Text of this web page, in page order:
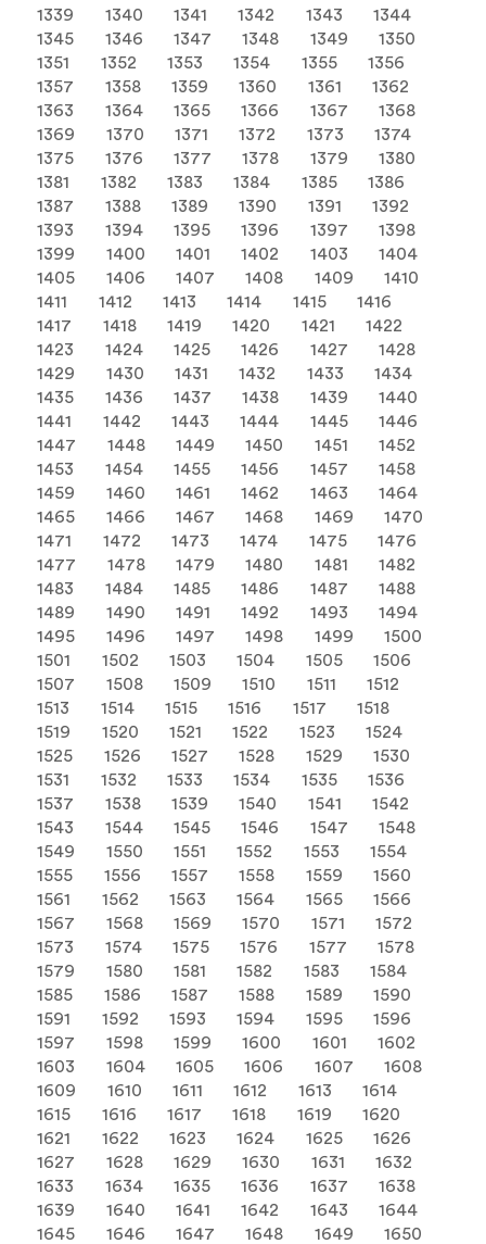
1339 1340 1341 1342 1343
1344
1345
1346 1347 1348 1349
1350
1351
1352 1353 1354 1355
1356
1357
1358 1359 1360 1361
1362
1363
1364 1365 1366 1367
1368
1369
1370 1371 1372 1373
1374
1375
1376 1377 1378 1379
1380
1381
1382 1383 1384 1385
1386
1387
1388 1389 1390 1391
1392
1393
1394 1395 1396 1397
1398
1399
1400 1401 1402 1403
1404
1405
1406 1407 1408 1409
1410
1411
1412 1413 1414 1415
1416
1417
1418 1419 1420 1421
1422
1423
1424 1425 1426 1427
1428
1429
1430 1431 1432 1433
1434
1435
1436 1437 1438 1439
1440
1441
1442 1443 1444 1445
1446
1447
1448 1449 1450 1451
1452
1453
1454 1455 1456 1457
1458
1459
1460 1461 1462 1463
1464
1465
1466 1467 1468 1469
1470
1471
1472 1473 1474 1475
1476
1477
1478 1479 1480 1481
1482
1483
1484 1485 1486 1487
1488
1489
1490 1491 1492 1493
1494
1495
1496 1497 1498 1499
1500
1501
1502 1503 1504 1505
1506
1507
1508 1509 1510 1511
1512
1513
1514 1515 1516 1517
1518
1519
1520 1521 1522 1523
1524
1525
1526 1527 1528 1529
1530
1531
1532 1533 1534 1535
1536
1537
1538 1539 1540 1541
1542
1543
1544 1545 1546 1547
1548
1549
1550 1551 1552 1553
1554
1555
1556 1557 1558 1559
1560
1561
1562 1563 1564 1565
1566
1567
1568 1569 1570 1571
1572
1573
1574 1575 1576 1577
1578
1579
1580 1581 1582 1583
1584
1585
1586 1587 1588 1589
1590
1591
1592 1593 1594 1595
1596
1597
1598 1599 1600 1601
1602
1603
1604 1605 1606 1607
1608
1609
1610 1611 1612 1613
1614
1615
1616 1617 1618 1619
1620
1621
1622 1623 1624 1625
1626
1627
1628 1629 1630 1631
1632
1633
1634 1635 1636 1637
1638
1639
1640 1641 1642 1643
1644
1645
1646 1647 1648 1649
1650